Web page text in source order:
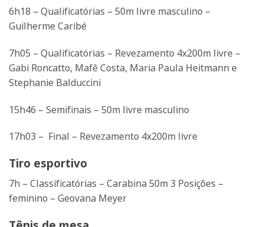
6h18 – Qualificatórias – 50m livre masculino –
Guilherme Caribé
7h05 – Qualificatórias – Revezamento 4x200m livre –
Gabi Roncatto, Mafê Costa, Maria Paula Heitmann e
Stephanie Balduccini
15h46 – Semifinais – 50m livre masculino
17h03 – Final – Revezamento 4x200m livre
Tiro esportivo
7h – Classificatórias – Carabina 50m 3 Posições –
feminino – Geovana Meyer